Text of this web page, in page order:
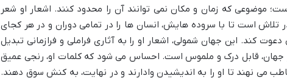
موضوعی که زمان و مکان نمی توانند آن را محدود کنند. اشعار او شعر
تلاش است تا با سروده هایش، انسان ها را در تمامی دوران و در هر کجای
کند. این جهان شمولی، اشعار او را به آثاری فراملی و فرازمانی تبدیل
جهان، قابل درک و ملموس است. احساس می شود که کلمات او، رنجی عمیق
می نهند تا او را به اندیشیدن وادارند و در نهایت، به کنش سوق دهند.